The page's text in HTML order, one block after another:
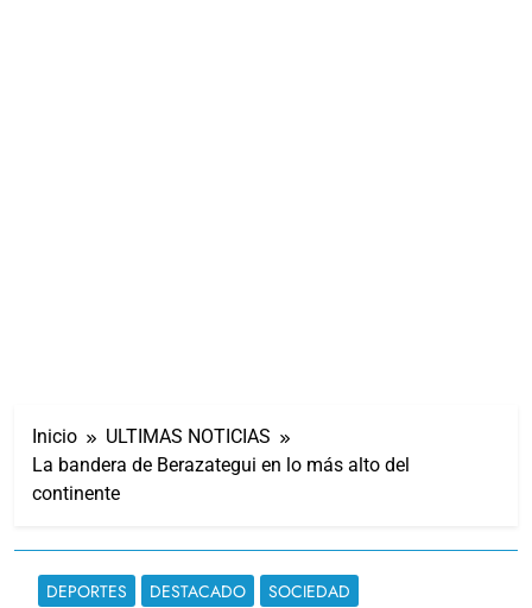
Inicio
ULTIMAS NOTICIAS
La bandera de Berazategui en lo más alto del
continente
DEPORTES DESTACADO
SOCIEDAD